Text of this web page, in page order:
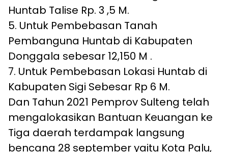
Huntab Talise Rp. 3 ,5 M.
5. Untuk Pembebasan Tanah
Pembanguna Huntab di Kabupaten
Donggala sebesar 12,150 M .
7. Untuk Pembebasan Lokasi Huntab di
Kabupaten Sigi Sebesar Rp 6 M.
Dan Tahun 2021 Pemprov Sulteng telah
mengalokasikan Bantuan Keuangan ke
Tiga daerah terdampak langsung
bencana 28 september yaitu Kota Palu,